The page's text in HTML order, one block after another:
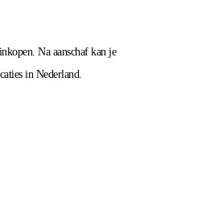
Na aanschaf kan je
in Nederland.